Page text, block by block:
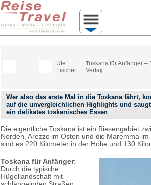
Ute
Fischer
Toskana für Anfänger –
Verlag
Wer also das erste Mal in die Toskana fährt,
auf die unvergleichlichen Highlights und
ein delikates toskanisches Essen
Die eigentliche Toskana ist ein Riesengebiet
Norden, Arezzo im Osten und die Maremma im
sind es 220 Kilometer in der Höhe und 130
Toskana für Anfänger:
Durch die typische
Hügellandschaft mit